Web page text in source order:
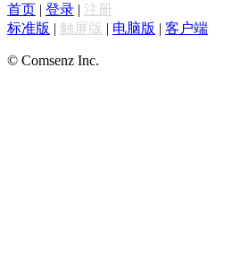
首页 | 登录 | 注册
标准版 | 触屏版 | 电脑版 | 客户端
© Comsenz Inc.